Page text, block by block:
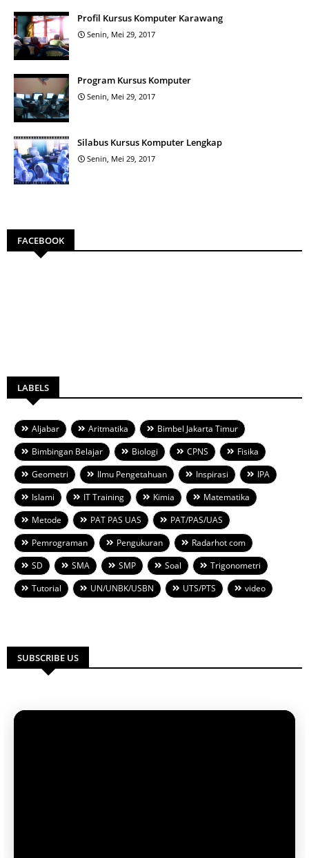
Profil Kursus Komputer Karawang
Senin, Mei 29, 2017
Program Kursus Komputer
Senin, Mei 29, 2017
Silabus Kursus Komputer Lengkap
Senin, Mei 29, 2017
FACEBOOK
LABELS
Aljabar Aritmatika
Bimbel Jakarta Timur
Bimbingan Belajar
Biologi CPNS
Fisika
Geometri
Ilmu Pengetahuan Inspirasi
IPA
Islami
IT Training Kimia
Matematika
Metode
PAT PAS UAS
PAT/PAS/UAS
Pemrograman
Pengukuran
Radarhot com
SD
SMA SMP Soal
Trigonometri
Tutorial
UN/UNBK/USBN UTS/PTS video
SUBSCRIBE US